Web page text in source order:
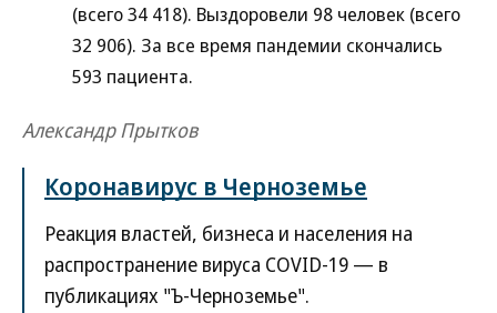
(всего 34 418). Выздоровели 98 человек (всего
32 906). За все время пандемии скончались
593 пациента.
Александр Прытков
Коронавирус в Черноземье
Реакция властей, бизнеса и населения на
распространение вируса COVID-19 — в
публикациях "Ъ-Черноземье".